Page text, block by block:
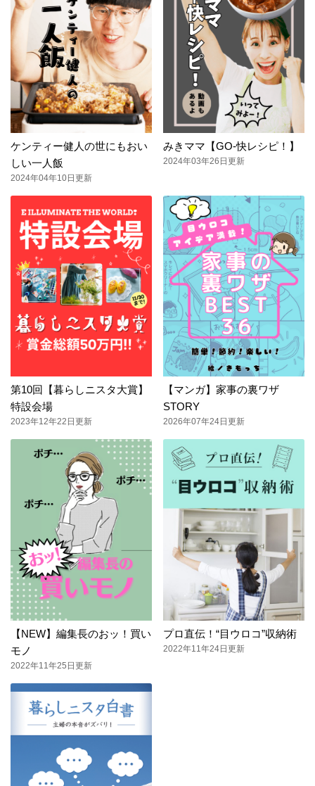
ケンティー健人の世にもおい
しい一人飯
2024年04年10日更新
みきママ【GO-快レシピ！】
2024年03年26日更新
第10回【暮らしニスタ大賞】
特設会場
2023年12年22日更新
【マンガ】家事の裏ワザ
STORY
2026年07年24日更新
【NEW】編集長のおッ！買い
モノ
2022年11年25日更新
プロ直伝！“目ウロコ”収納術
2022年11年24日更新